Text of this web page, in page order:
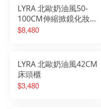
LYRA 北歐奶油風50-
100CM伸縮掀鏡化妝桌
椅組
$8,480
LYRA 北歐奶油風42CM
床頭櫃
$3,480